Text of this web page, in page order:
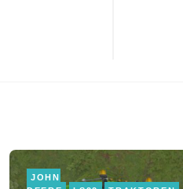
JOHN